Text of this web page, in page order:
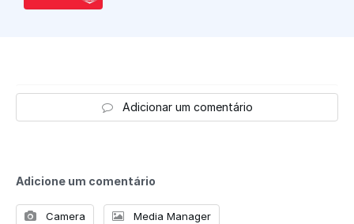
Adicionar um comentário
Adicione um comentário
Camera Media Manager